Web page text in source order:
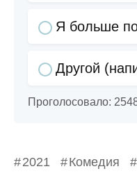
Я больше
Другой
Проголосовало:
2021 Комедия